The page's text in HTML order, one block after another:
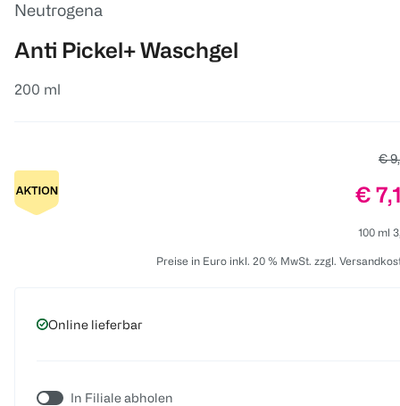
Neutrogena
Anti Pickel+ Waschgel
200 ml
€
€
100 ml
Preise in Euro inkl. 20 % MwSt. zzgl.
Online lieferbar
In Filiale abholen